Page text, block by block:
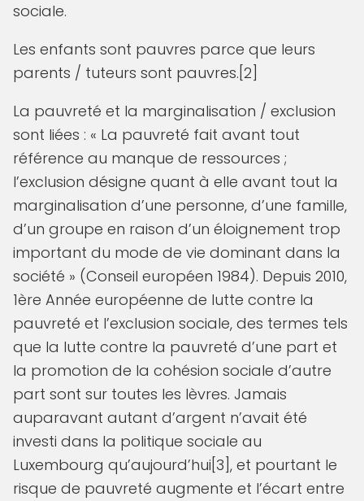
sociale.
Les enfants sont pauvres parce que leurs
parents / tuteurs sont pauvres.[2]
La pauvreté et la marginalisation / exclusion
sont liées : « La pauvreté fait avant tout
référence au manque de ressources ;
l’exclusion désigne quant à elle avant tout la
marginalisation d’une personne, d’une famille,
d’un groupe en raison d’un éloignement trop
important du mode de vie dominant dans la
société » (Conseil européen 1984). Depuis 2010,
1ère Année européenne de lutte contre la
pauvreté et l’exclusion sociale, des termes tels
que la lutte contre la pauvreté d’une part et
la promotion de la cohésion sociale d’autre
part sont sur toutes les lèvres. Jamais
auparavant autant d’argent n’avait été
investi dans la politique sociale au
Luxembourg qu’aujourd’hui[3], et pourtant le
risque de pauvreté augmente et l’écart entre